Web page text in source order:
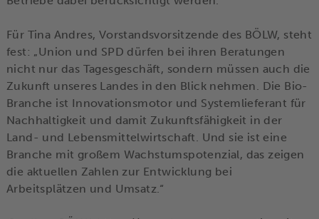
Für Tina Andres, Vorstandsvorsitzende des BÖLW, steht
fest: „Union und SPD dürfen bei ihren Beratungen
nicht nur das Tagesgeschäft, sondern müssen auch die
Zukunft unseres Landes in den Blick nehmen. Die Bio-
Branche ist Innovationsmotor und Systemlieferant für
Nachhaltigkeit und damit Zukunftsfähigkeit in der
Land- und Lebensmittelwirtschaft. Und sie ist eine
Branche mit großem Wachstumspotenzial, das zeigen
die aktuellen Zahlen zur Entwicklung bei
Arbeitsplätzen und Umsatz.“